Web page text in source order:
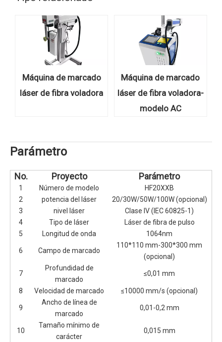
Máquina de marcado
láser de fibra voladora
Máquina de marcado
láser de fibra voladora-
modelo AC
Parámetro
No. Proyecto Parámetro
1 Número de modelo
HF20XXB
2
potencia del láser
20/30W/50W/100W (opcional)
3
nivel láser
Clase IV (IEC 60825-1)
4
Tipo de láser
Láser de fibra de pulso
5
Longitud de onda 1064nm
6 Campo de marcado
110*110 mm-300*300 mm
(opcional)
7
Profundidad de
marcado
≤0,01 mm
8 Velocidad de marcado ≤10000 mm/s (opcional)
9
Ancho de línea de
marcado
0,01-0,2 mm
10
Tamaño mínimo de
carácter
0,015 mm